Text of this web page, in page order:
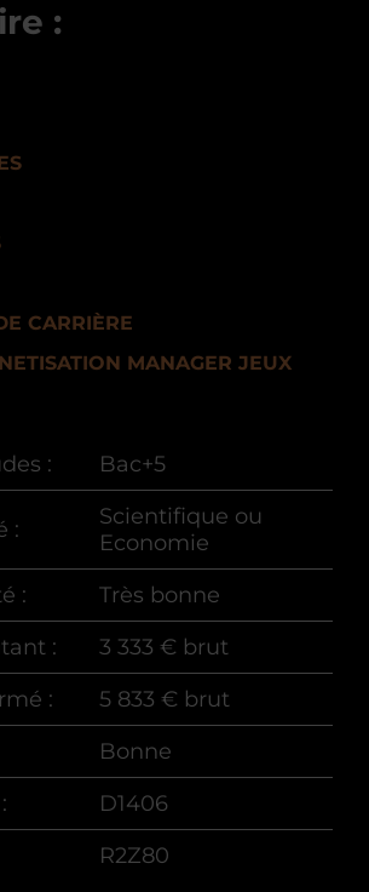
:
CARRIÈRE
MANAGER JEUX
: Bac+5
:
Scientifique ou
Economie
:
Très bonne
:
3 333 € brut
:
5 833 € brut
Bonne
D1406
R2Z80